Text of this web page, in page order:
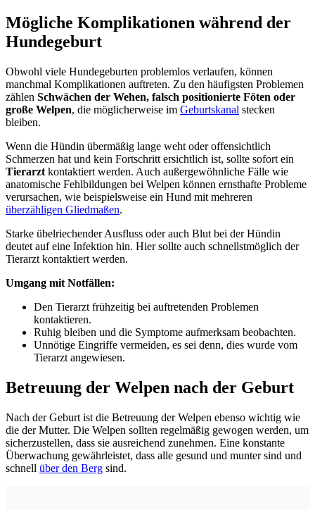
Mögliche Komplikationen während der
Hundegeburt
Obwohl viele Hundegeburten problemlos verlaufen, können
manchmal Komplikationen auftreten. Zu den häufigsten Problemen
zählen Schwächen der Wehen, falsch positionierte Föten oder
große Welpen, die möglicherweise im Geburtskanal stecken
bleiben.
Wenn die Hündin übermäßig lange weht oder offensichtlich
Schmerzen hat und kein Fortschritt ersichtlich ist, sollte sofort ein
Tierarzt kontaktiert werden. Auch außergewöhnliche Fälle wie
anatomische Fehlbildungen bei Welpen können ernsthafte Probleme
verursachen, wie beispielsweise ein Hund mit mehreren
überzähligen Gliedmaßen.
Starke übelriechender Ausfluss oder auch Blut bei der Hündin
deutet auf eine Infektion hin. Hier sollte auch schnellstmöglich der
Tierarzt kontaktiert werden.
Umgang mit Notfällen:
Den Tierarzt frühzeitig bei auftretenden Problemen
kontaktieren.
Ruhig bleiben und die Symptome aufmerksam beobachten.
Unnötige Eingriffe vermeiden, es sei denn, dies wurde vom
Tierarzt angewiesen.
Betreuung der Welpen nach der Geburt
Nach der Geburt ist die Betreuung der Welpen ebenso wichtig wie
die der Mutter. Die Welpen sollten regelmäßig gewogen werden, um
sicherzustellen, dass sie ausreichend zunehmen. Eine konstante
Überwachung gewährleistet, dass alle gesund und munter sind und
schnell über den Berg sind.